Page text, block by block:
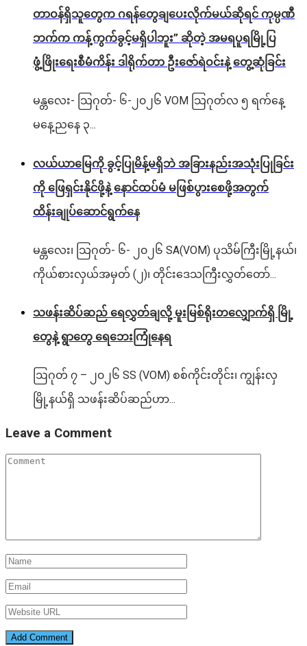
တာဝန်ရှိသူတွေက ဂရန်တွေချပေးလိုက်မယ်ဆိုရင် ကုမ္ပဏီ
ဘက်က ကန့်ကွက်ခွင့်မရှိပါဘူး” ဆိုတဲ့ အမရပူရမြို့ပြ
ဖွံ့ဖြိုးရေးစီမံကိန်း ဒါရိုက်တာ ဦးဇော်ရဲဝင်းနဲ့ တွေ့ဆုံခြင်း
မန္တလေး- သြဂုတ်- ၆-၂၀၂၆ VOM သြဂုတ်လ ၅ ရက်နေ့
မနေ့ညနေ ၃...
လယ်ယာမြေကို ခွင့်ပြုမိန့်မရှိဘဲ အခြားနည်းအသုံးပြုခြင်း
ကို ဖြေရှင်းနိုင်ဖို့နဲ့ နောင်ထပ်မံ မဖြစ်ပွားစေဖို့အတွက်
ထိန်းချုပ်ဆောင်ရွက်နေ
မန္တလေး၊ သြဂုတ်- ၆- ၂၀၂၆ SA(VOM) ပုသိမ်ကြီးမြို့နယ်၊
ကိုယ်စားလှယ်အမှတ် (၂)၊ တိုင်းဒေသကြီးလွှတ်တော်...
သဖန်းဆိပ်ဆည် ရေလွှတ်ချလို့ မူးမြစ်ရိုးတလျှောက်ရှိ မြို့
တွေနဲ့ ရွာတွေ ရေဘေးကြုံနေရ
ဩဂုတ် ၇ – ၂၀၂၆ SS (VOM) စစ်ကိုင်းတိုင်း၊ ကျွန်းလှ
မြို့နယ်ရှိ သဖန်းဆိပ်ဆည်ဟာ...
Leave a Comment